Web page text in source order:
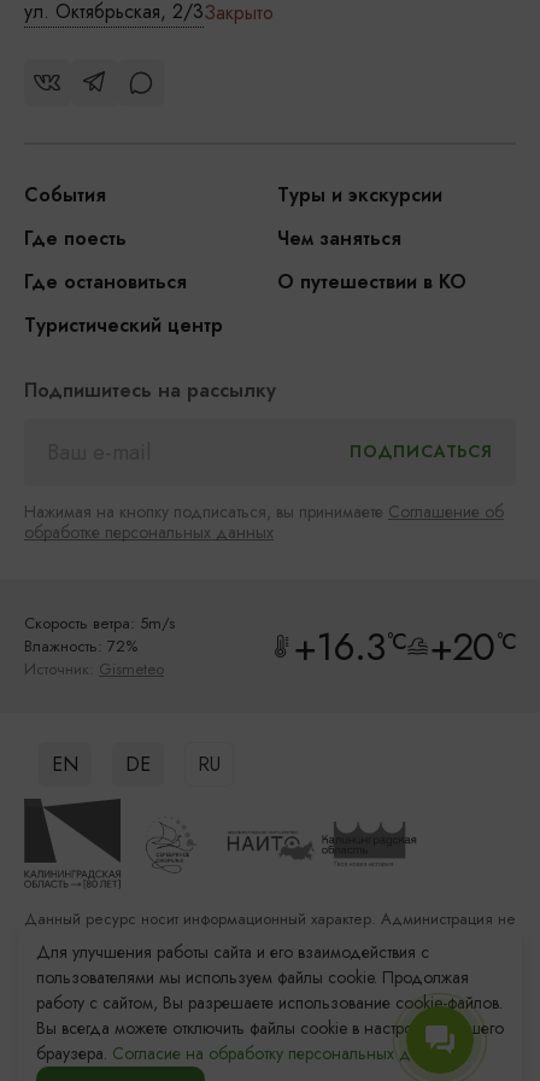
ул. Октябрьская, 2/3Закрыто
События
Туры и экскурсии
Где поесть
Чем заняться
Где остановиться
О путешествии в КО
Туристический центр
Подпишитесь на рассылку
Нажимая на кнопку подписаться, вы принимаете Соглашение об
обработке персональных данных
Скорость ветра: 5m/s
Влажность: 72%
Источник: Gismeteo +16.3°C +20°C
EN DE RU
© 2011–2026 «Туристский информационный центр
Данный ресурс носит информационный характер. Администрация не
несет ответственности за качество услуг, предоставленных
сторонними организациями
Разработка сайта: «Решение»
Продвижение сайта: Remarka Agency
Для улучшения работы сайта и его взаимодействия с
пользователями мы используем файлы cookie. Продолжая
работу с сайтом, Вы разрешаете использование cookie-файлов.
Вы всегда можете отключить файлы cookie в настройках Вашего
браузера. Согласие на обработку персональных данных.